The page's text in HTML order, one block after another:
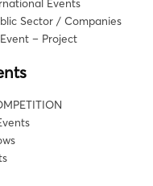
Events
Sector / Companies
– Project